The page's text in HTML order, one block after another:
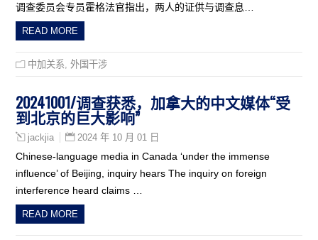
调查委员会专员霍格法官指出，两人的证供与调查息…
READ MORE
中加关系 ,外国干涉
20241001/调查获悉，加拿大的中文媒体“受
到北京的巨大影响”
jackjia 2024 年 10 月 01 日
Chinese-language media in Canada ‘under the immense
influence’ of Beijing, inquiry hears The inquiry on foreign
interference heard claims …
READ MORE